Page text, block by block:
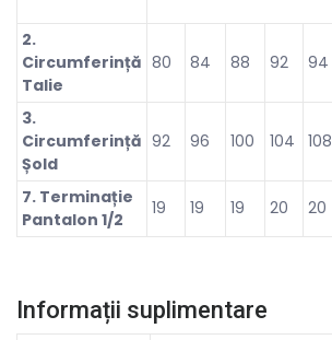
2.
Circumferință
Talie
80 84 88 92 94
3.
Circumferință
Șold
92 96 100 104 108
7. Terminație
Pantalon 1/2
19 19 19 20 20
Informații suplimentare